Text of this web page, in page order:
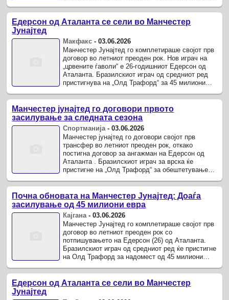
Едерсон од Аталанта се сели во Манчестер
Јунајтед
Макфакс -03.06.2026
Манчестер Јунајтед го комплетираше својот прв
договор во летниот преоден рок. Нов играч на
„црвените ѓаволи“ е 26-годишниот Едерсон од
Аталанта. Бразилскиот играч од средниот ред
пристигнува на „Олд Трафорд“ за 45 милиони
Манчестер јунајтед го договори првото
засилување за следната сезона
Спортманија-03.06.2026
Манчестер јунајтед го договори својот прв
трансфер во летниот преоден рок, откако
постигна договор за ангажман на Едерсон од
Аталанта . Бразилскиот играч за врска ќе
пристигне на „Олд Трафорд“ за обештетување
Почна обновата на Манчестер Јунајтед: Доаѓа
засилување од 45 милиони евра
Кајгана-03.06.2026
Манчестер Јунајтед го комплетираше својот прв
договор во летниот преоден рок со
потпишувањето на Едерсон (26) од Аталанта.
Бразилскиот играч од средниот ред ќе пристигне
на Олд Трафорд за надомест од 45 милиони
Едерсон од Аталанта се сели во Манчестер
Јунајтед